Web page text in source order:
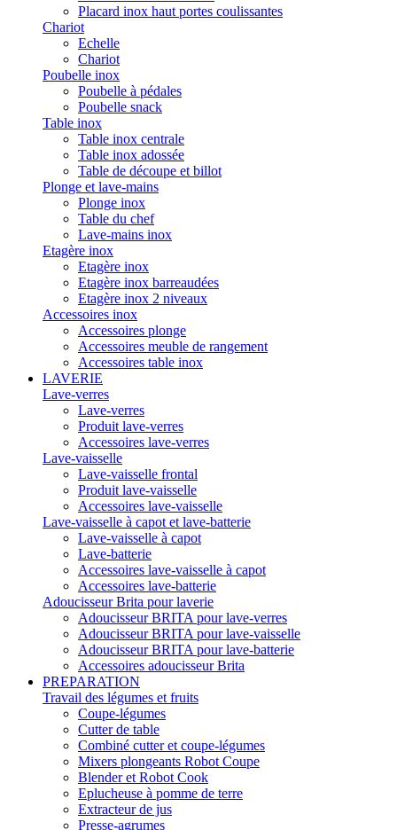
Placard inox haut portes coulissantes
Chariot
Echelle
Chariot
Poubelle inox
Poubelle à pédales
Poubelle snack
Table inox
Table inox centrale
Table inox adossée
Table de découpe et billot
Plonge et lave-mains
Plonge inox
Table du chef
Lave-mains inox
Etagère inox
Etagère inox
Etagère inox barreaudées
Etagère inox 2 niveaux
Accessoires inox
Accessoires plonge
Accessoires meuble de rangement
Accessoires table inox
LAVERIE
Lave-verres
Lave-verres
Produit lave-verres
Accessoires lave-verres
Lave-vaisselle
Lave-vaisselle frontal
Produit lave-vaisselle
Accessoires lave-vaisselle
Lave-vaisselle à capot et lave-batterie
Lave-vaisselle à capot
Lave-batterie
Accessoires lave-vaisselle à capot
Accessoires lave-batterie
Adoucisseur Brita pour laverie
Adoucisseur BRITA pour lave-verres
Adoucisseur BRITA pour lave-vaisselle
Adoucisseur BRITA pour lave-batterie
Accessoires adoucisseur Brita
PREPARATION
Travail des légumes et fruits
Coupe-légumes
Cutter de table
Combiné cutter et coupe-légumes
Mixers plongeants Robot Coupe
Blender et Robot Cook
Eplucheuse à pomme de terre
Extracteur de jus
Presse-agrumes